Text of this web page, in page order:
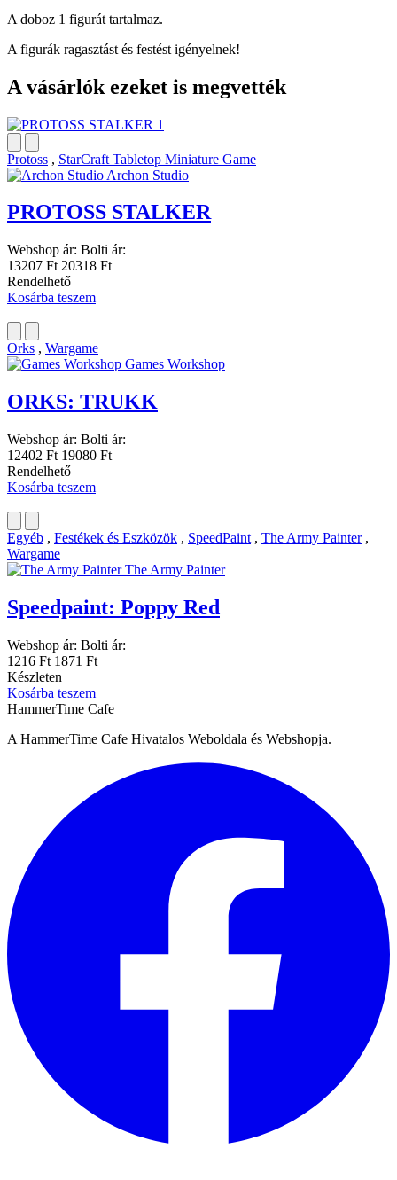
A doboz 1 figurát tartalmaz.
A figurák ragasztást és festést igényelnek!
A vásárlók ezeket is megvették
Protoss , StarCraft Tabletop Miniature Game
Archon Studio
PROTOSS STALKER
Webshop ár: Bolti ár:
13207 Ft 20318 Ft
Rendelhető
Kosárba teszem
Orks , Wargame
Games Workshop
ORKS: TRUKK
Webshop ár: Bolti ár:
12402 Ft 19080 Ft
Rendelhető
Kosárba teszem
Egyéb , Festékek és Eszközök , SpeedPaint , The Army Painter,
Wargame
The Army Painter
Speedpaint: Poppy Red
Webshop ár: Bolti ár:
1216 Ft 1871 Ft
Készleten
Kosárba teszem
HammerTime Cafe
A HammerTime Cafe Hivatalos Weboldala és Webshopja.